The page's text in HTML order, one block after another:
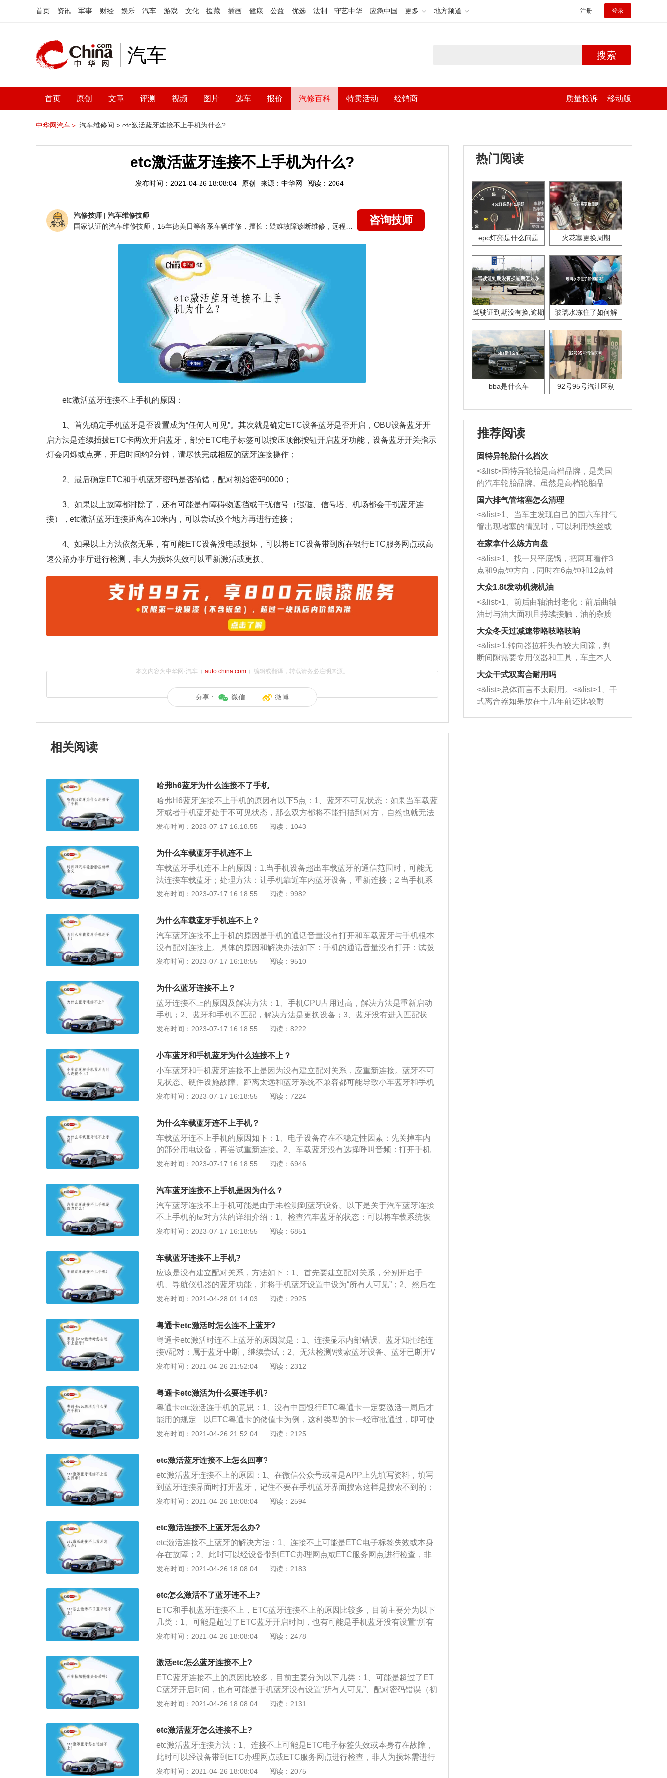
首页 资讯 军事 财经 娱乐 汽车 游戏 文化 援藏 插画 健康 公益 优选 法制 守艺中华 应急中国 更多 地方频道 注册 登录
汽车 搜索
首页 原创 文章 评测 视频 图片 选车 报价 汽修百科 特卖活动 经销商 质量投诉 移动版
中华网汽车＞ 汽车维修间 > etc激活蓝牙连接不上手机为什么?
etc激活蓝牙连接不上手机为什么?
发布时间：2021-04-26 18:08:04 原创 来源：中华网 阅读：2064
汽修技师 | 汽车维修技师
咨询技师
etc激活蓝牙连接不上手机的原因：
1、首先确定手机蓝牙是否设置成为“任何人可见”。其次就是确定ETC设备蓝牙是否开启，OBU设备蓝牙开
启方法是连续插拔ETC卡两次开启蓝牙，部分ETC电子标签可以按压顶部按钮开启蓝牙功能，设备蓝牙开关指示
灯会闪烁或点亮，开启时间约2分钟，请尽快完成相应的蓝牙连接操作；
2、最后确定ETC和手机蓝牙密码是否输错，配对初始密码0000；
3、如果以上故障都排除了，还有可能是有障碍物遮挡或干扰信号（强磁、信号塔、机场都会干扰蓝牙连
接），etc激活蓝牙连接距离在10米内，可以尝试换个地方再进行连接；
4、如果以上方法依然无果，有可能ETC设备没电或损坏，可以将ETC设备带到所在银行ETC服务网点或高
速公路办事厅进行检测，非人为损坏失效可以重新激活或更换。
本文内容为中华网·汽车（ auto.china.com）编辑或翻译，转载请务必注明来源。
分享： 微信 微博
相关阅读
哈弗h6蓝牙为什么连接不了手机
哈弗H6蓝牙连接不上手机的原因有以下5点：1、蓝牙不可见状态：如果当车载蓝
牙或者手机蓝牙处于不可见状态，那么双方都将不能扫描到对方，自然也就无法
进行连接配对操作。解决办法：将车载蓝牙或者手机蓝牙设置为可发现状态。
和车载蓝牙距离过远时，可能会搜索不到蓝牙设备。解决办法：将手机蓝牙尽可
能地靠近车载蓝牙。3、蓝牙匹配不成功，两种设备系统不兼容。解决办法：建
议车主更换手机重新连接。4、汽车受外部信号受干扰或车内其他电子设备的干
扰。解决办法：离开信号干扰强的地方，关闭车内电子设备然后重新连接。5、
多媒体系统发生故障，连接的设备太多，系统代码错乱。解决办法：建议车主及
手机有以下6个步骤：1、开启汽车中控屏幕，在界面中点击蓝牙按钮进入；2、
进入到汽车蓝牙设置界面，点击配对新设备按钮进入；3、手机的蓝牙开启，点
击汽车蓝牙的搜索按钮；4、搜索到蓝牙设备，看到屏幕中显示的设备名称，点
牙配对的对话框点击配对即可。
发布时间：2023-07-17 16:18:55 阅读：1043
为什么车载蓝牙手机连不上
车载蓝牙手机连不上的原因：1.当手机设备超出车载蓝牙的通信范围时，可能无
法连接车载蓝牙；处理方法：让手机靠近车内蓝牙设备，重新连接；2.当手机系
统和车载蓝牙系统不兼容时，也会导致车载蓝牙无法连接上手机蓝牙；处理方
致车载蓝牙无法连接；处理方法：重启手机，再次尝试连接蓝牙；4.蓝牙和其他
设备之间有连接记录或连接记录过多；处理方法：建议车主删除之前没有用过的
蓝牙设备，重新尝试连接。5.如果硬件设备出现问题，无论是汽车的蓝牙功能还
是手机的蓝牙功能出现故障，都会导致蓝牙无法连接的现象；处理方法：建议车
主去4S店或修理厂进行维修，车主个人无法解决此问题或容易使汽车产生新的问
发布时间：2023-07-17 16:18:55 阅读：9982
为什么车载蓝牙手机连不上？
汽车蓝牙连接不上手机的原因是手机的通话音量没有打开和车载蓝牙与手机根本
没有配对连接上。具体的原因和解决办法如下：手机的通话音量没有打开：试拨
一个电话号码，在拨号或通话状态下，按机身侧边的音量上键，即可调大声音。
系。分别开启手机、车载蓝牙设备的蓝牙功能，并将手机蓝牙设置中设为所有人
可见；然后在手机中搜索蓝牙设备，查找到之后选中进行配对连接，配对密码
为：0000，完成配对后则连接成功。车载蓝牙与手机蓝牙配对连接成功后，可以
拨打和接听电话；在手机上播放音乐，可在车载蓝牙设备上欣赏音乐。
发布时间：2023-07-17 16:18:55 阅读：9510
为什么蓝牙连接不上？
蓝牙连接不上的原因及解决方法：1、手机CPU占用过高，解决方法是重新启动
手机；2、蓝牙和手机不匹配，解决方法是更换设备；3、蓝牙没有进入匹配状
态，解决方法是长按开机键十秒进入匹配状态；4、设备问题，解决方法是将已
的设备，解决方法是换一地点另行尝试，如果仍不成功，可以进行恢复出厂设置
操作，不同设备恢复出厂操作方式不同，可以参照说明书或咨询客服。
发布时间：2023-07-17 16:18:55 阅读：8222
小车蓝牙和手机蓝牙为什么连接不上？
小车蓝牙和手机蓝牙连接不上是因为没有建立配对关系，应重新连接。蓝牙不可
见状态、硬件设施故障、距离太远和蓝牙系统不兼容都可能导致小车蓝牙和手机
蓝牙连接不上。以下为其他状况导致的两者蓝牙连接不上：1、蓝牙不可见状
对方，自然也就无法进行连接配对操作。2、硬件设施故障：无论是车载蓝牙模
块出了问题还是手机的蓝牙功能有问题都不能成功连接上。3、距离太远：当前
的手机设备移出了车载蓝牙的通信范围，距离太远时很可能接收不到信号。
发布时间：2023-07-17 16:18:55 阅读：7224
为什么车载蓝牙连不上手机？
车载蓝牙连不上手机的原因如下：1、电子设备存在不稳定性因素：先关掉车内
的部分用电设备，再尝试重新连接。2、车载蓝牙没有选择呼叫音频：打开手机
蓝牙的音频，重新连接。3、蓝牙设备存在兼容问题：删除车载蓝牙和手机的配
连接。5、手机已连接其它蓝牙设备：将手机中连接的蓝牙设备删除，与车载蓝
牙重新连接。6、硬件设施故障：音响的蓝牙模块出现问题，或者手机的蓝牙功
能出现问题，都不能成功连接，需要到4s店或手机店检修汽车或手机，恢复蓝牙
连接功能。
发布时间：2023-07-17 16:18:55 阅读：6946
汽车蓝牙连接不上手机是因为什么？
汽车蓝牙连接不上手机可能是由于未检测到蓝牙设备。以下是关于汽车蓝牙连接
不上手机的应对方法的详细介绍：1、检查汽车蓝牙的状态：可以将车载系统恢
复出厂设置，或者清空蓝牙列表，关闭其他蓝牙设备。通过手机蓝牙配对找到车
测选项。当手机蓝牙处于关闭状态时，汽车无法连接上手机。3、尝试使用其他
手机：当同样连接不上时，可以判定故障的出现是由于车载系统的蓝牙模块，应
及时联系车辆的售后服务，寻求帮助。
发布时间：2023-07-17 16:18:55 阅读：6851
车载蓝牙连接不上手机?
应该是没有建立配对关系，方法如下：1、首先要建立配对关系，分别开启手
机、导航仪机器的蓝牙功能，并将手机蓝牙设置中设为“所有人可见”；2、然后在
手机中搜索蓝牙设备，查找到之后选中进行配对连接，连接密码为：0000，完成
号界面，可以拨打和接听电话，还可将手机上的通讯录导入到导航仪上；4、进
入蓝牙界面，点击音乐，同时打开手机的音乐播放器就行，可以直接点击手机上
的歌曲播放。
发布时间：2021-04-28 01:14:03 阅读：2925
粤通卡etc激活时怎么连不上蓝牙?
粤通卡etc激活时连不上蓝牙的原因就是：1、连接显示内部错误、蓝牙知拒绝连
接\/配对：属于蓝牙中断，继续尝试；2、无法检测\/搜索蓝牙设备、蓝牙已断开\/
掉线：蓝牙中断道，建议拔卡重插，返回上一步，重新连接蓝牙，再次激活；
蓝牙，再次操作。
发布时间：2021-04-26 21:52:04 阅读：2312
粤通卡etc激活为什么要连手机?
粤通卡etc激活连手机的意思：1、没有中国银行ETC粤通卡一定要激活一周后才
能用的规定，以ETC粤通卡的储值卡为例，这种类型的卡一经审批通过，即可使
用。具体介绍如下；2、作为广东省公路联网收费专用非现金缴费卡，粤通卡将
表向高速公路公司申请通行费优惠，一经审批通过，即可到粤通卡客服网点登记
生效；3、记帐卡消费实行“先消费，后结算”方式。高速公路收费系统自动采集记
帐卡通行记录，上传粤通卡结算中心进行资金结算。结算中心自动、分次从用户
帐户中划扣记帐卡相关费用，按月提供汇总发票。
发布时间：2021-04-26 21:52:04 阅读：2125
etc激活蓝牙连接不上怎么回事?
etc激活蓝牙连接不上的原因：1、在微信公众号或者是APP上先填写资料，填写
到蓝牙连接界面时打开蓝牙，记住不要在手机蓝牙界面搜索这样是搜索不到的；
2、只需要在微信公众号或APP的蓝牙搜索界面直接下一步搜索就可以了，确保et
种etc开启的方式也有可能不一样，一般都是快速插拔两下，一定要快速插拔如果
插拔慢了蓝牙是不会开启的。
发布时间：2021-04-26 18:08:04 阅读：2594
etc激活连接不上蓝牙怎么办?
etc激活连接不上蓝牙的解决方法：1、连接不上可能是ETC电子标签失效或本身
存在故障；2、此时可以经设备带到ETC办理网点或ETC服务网点进行检查，非
人为损坏需进行ETC重新激活即可使用；3、各地车主用户可通过关注交通运输
发布时间：2021-04-26 18:08:04 阅读：2183
etc怎么激活不了蓝牙连不上?
ETC和手机蓝牙连接不上，ETC蓝牙连接不上的原因比较多，目前主要分为以下
几类：1、可能是超过了ETC蓝牙开启时间，也有可能是手机蓝牙没有设置“所有
人可见”、配对密码错误（初始密码0000）等，由于ETC设备蓝牙开启约2分钟后
故障，此时可以经设备带到ETC办理网点或ETC服务网点进行检查，非人为损坏
需进行ETC重新激活即可使用；3、手机APP问题，目前市面上流程很多ETC激
活\/ETC充值APP，由于激活或充值都是需要用到蓝牙功能的，但很多这些非官
方应用不太可靠，ETC蓝牙连接成功率低，还有可能导致信息被盗的风险。
发布时间：2021-04-26 18:08:04 阅读：2478
激活etc怎么蓝牙连接不上?
ETC蓝牙连接不上的原因比较多，目前主要分为以下几类：1、可能是超过了ET
C蓝牙开启时间，也有可能是手机蓝牙没有设置“所有人可见”、配对密码错误（初
始密码0000）等，由于ETC设备蓝牙开启约2分钟后自动关闭，请尽快完成相应
TC办理网点或ETC服务网点进行检查，非人为损坏需进行ETC重新激活即可使
用；3、手机APP问题，目前市面上流程很多ETC激活\/ETC充值APP，由于激活
或充值都是需要用到蓝牙功能的，但很多这些非官方应用不太可靠，ETC蓝牙连
接成功率低，还有可能导致信息被盗的风险。
发布时间：2021-04-26 18:08:04 阅读：2131
etc激活蓝牙怎么连接不上?
etc激活蓝牙连接方法：1、连接不上可能是ETC电子标签失效或本身存在故障，
此时可以经设备带到ETC办理网点或ETC服务网点进行检查，非人为损坏需进行
ETC重新激活即可使用；2、各地车主用户可通过关注交通运输部使用国务院客
发布时间：2021-04-26 18:08:04 阅读：2075
热门阅读
epc灯亮是什么问题 火花塞更换周期
驾驶证到期没有换,逾期
玻璃水冻住了如何解
bba是什么车 92号95号汽油区别
推荐阅读
固特异轮胎什么档次
<&list>固特异轮胎是高档品牌，是美国
的汽车轮胎品牌。虽然是高档轮胎品
牌，但是中高低端的轮胎都有生产，这
也是为了更好的开拓市场。
国六排气管堵塞怎么清理
<&list>1、当车主发现自己的国六车排气
管出现堵塞的情况时，可以利用铁丝或
者是细棍，直接将杂物给取出来，如果
堵塞情况比较严重，也可以采取应急措
施。 <&list>2、直接利用木棍将所有的
杂物推到排气管里面的位置处，然后将
三元催化器拆解开，就可以将堵塞的东
西取出来。但如果是因为积碳过多引起
的堵塞，就需要将三元催化器泡在草酸
洗剂对堵塞的情况得到解决，将清洗剂
放在燃油箱中，与燃油混合后，车辆启
动时，就可以和汽油一起进入到燃烧
室，最后形成废气排出，就可以让三元
催化器得到清洗，排气管堵塞的情况就
能够得到解决。
在家拿什么练方向盘
<&list>1、找一只平底锅，把两耳看作3
点和9点钟方向，同时在6点钟和12点钟
方向做一个标记。 <&list>2、双手握住
一圈半的练习，往右同样也要打相同的
圈数。 <&list>3、最后强调要反复练
习，这样就可以形成肌肉记忆，在真实
驾驶车辆时，不需要记忆也能打好方
向。
大众1.8t发动机烧机油
<&list>1、前后曲轴油封老化：前后曲轴
油封与油大面积且持续接触，油的杂质
和发动机内持续温度变化使其密封效果
逐渐减弱，导致渗油或漏油。<&list>2、
活塞间隙过大：积碳会使活塞环与缸体
的间隙扩大，导致机油流入燃烧室中，
造成烧机油。<&list>3、机油粘度。使用
机油粘度过小的话，同样会有烧机油现
象，机油粘度过小具有很好的流动性，
大众冬天过减速带咯吱咯吱响
<&list>1.转向器拉杆头有较大间隙，判
断间隙需要专用仪器和工具，车主本人
无法制作，需要将车辆送到修理厂或4s
店；<&list>2.车辆半轴套管防尘罩破
裂，破裂后会出现漏油现象，使半轴磨
损严重，磨损的半轴容易损坏，产生异
响；<&list>3.稳定器的转向胶套和球头
大众干式双离合耐用吗
<&list>总体而言不太耐用。<&list>1、干
式离合器如果放在十几年前还比较耐